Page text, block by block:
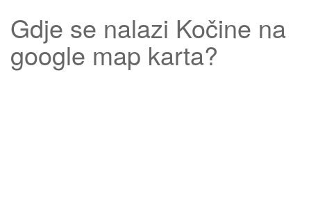
Gdje se nalazi Kočine na
google map karta?